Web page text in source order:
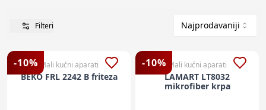
Filteri Najprodavaniji
-10% Mali kućni aparati
BEKO FRL 2242 B friteza
-10% Mali kućni aparati
LAMART LT8032
mikrofiber krpa